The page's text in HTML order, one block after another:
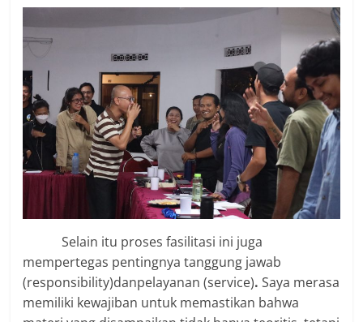
Selain itu proses fasilitasi ini juga
mempertegas pentingnya tanggung jawab
(responsibility)danpelayanan (service). Saya merasa
memiliki kewajiban untuk memastikan bahwa